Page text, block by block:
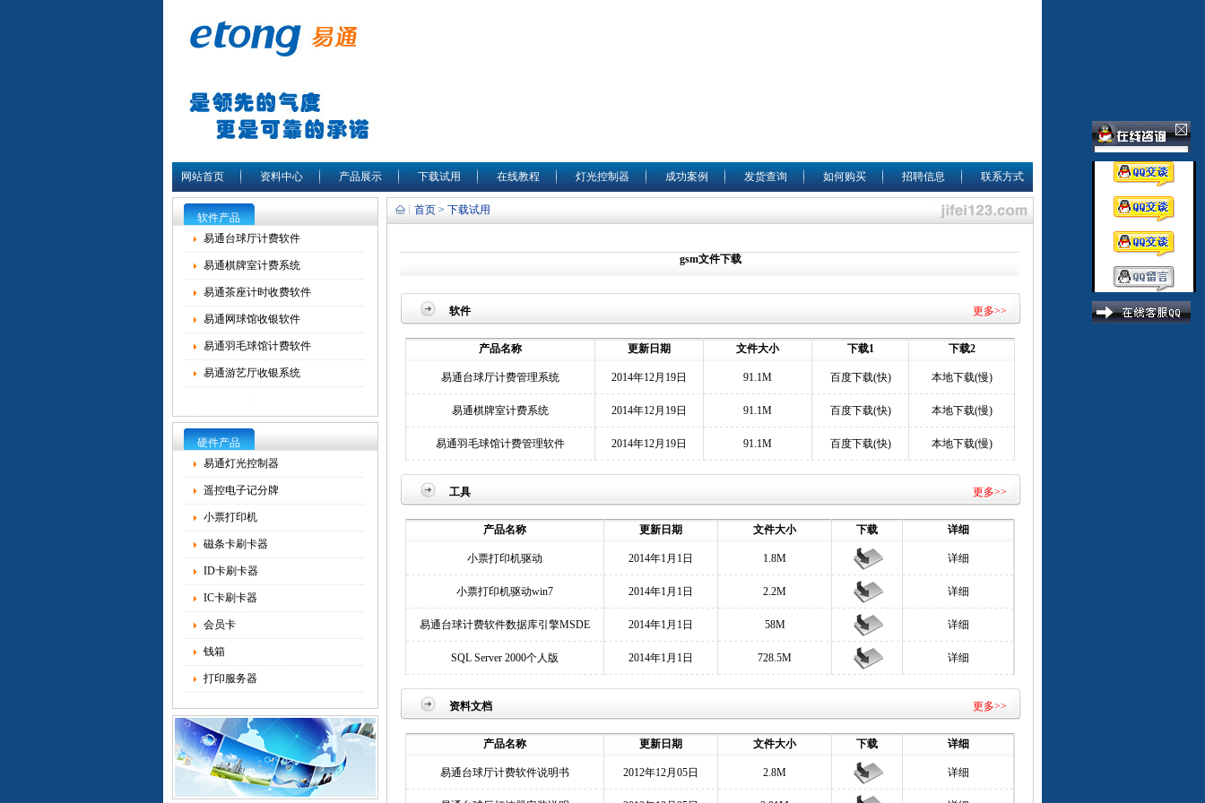
网站首页 资料中心 产品展示 下载试用 在线教程 灯光控制器 成功案例 发货查询 如何购买 招聘信息 联系方式
软件产品
易通台球厅计费软件
易通棋牌室计费系统
易通茶座计时收费软件
易通网球馆收银软件
易通羽毛球馆计费软件
易通游艺厅收银系统
硬件产品
易通灯光控制器
遥控电子记分牌
小票打印机
磁条卡刷卡器
ID卡刷卡器
IC卡刷卡器
会员卡
钱箱
打印服务器
首页 > 下载试用
gsm文件下载
软件 更多>>
产品名称 更新日期 文件大小 下载1 下载2
易通台球厅计费管理系统 2014年12月19日 91.1M 百度下载(快) 本地下载(慢)
易通棋牌室计费系统 2014年12月19日 91.1M 百度下载(快) 本地下载(慢)
易通羽毛球馆计费管理软件 2014年12月19日 91.1M 百度下载(快) 本地下载(慢)
工具 更多>>
产品名称 更新日期 文件大小 下载 详细
小票打印机驱动 2014年1月1日 1.8M 详细
小票打印机驱动win7 2014年1月1日 2.2M 详细
易通台球计费软件数据库引擎MSDE 2014年1月1日 58M 详细
SQL Server 2000个人版 2014年1月1日 728.5M 详细
资料文档 更多>>
产品名称 更新日期 文件大小 下载 详细
易通台球厅计费软件说明书 2012年12月05日 2.8M 详细